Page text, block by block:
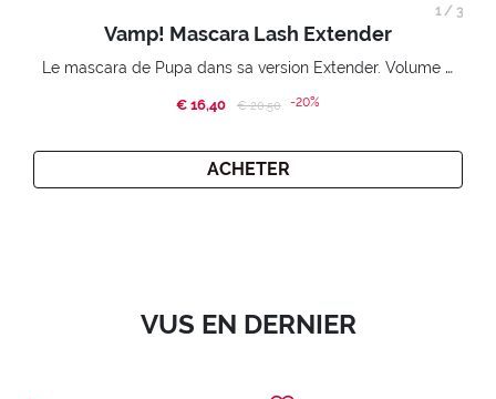
Vamp! Mascara Lash Extender
Le mascara de Pupa dans sa version Extender. Volume extension 3D. Des cils amplifiés et liftés à l’infini.
€ 16,40 Price reduced from
€ 20,50to-20%
ACHETER
1/ 3
VUS EN DERNIER